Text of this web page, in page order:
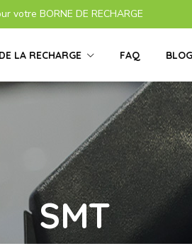
votre BORNE DE RECHARGE
LA RECHARGE FAQ BLOG
SMT